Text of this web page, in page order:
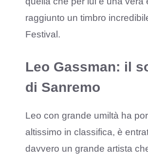
raggiunto un timbro
Festival.
Leo Gassman: il
di Sanremo
Leo con grande umiltà ha
altissimo in classifica, è
davvero un grande artista